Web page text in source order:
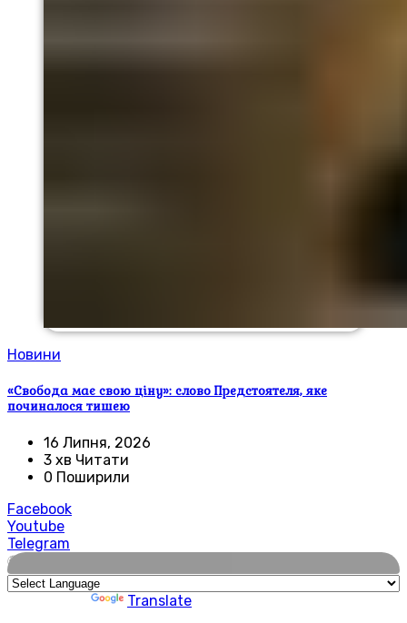
Новини
«Свобода має свою ціну»: слово Предстоятеля, яке
починалося тишею
16 Липня, 2026
3 хв Читати
0 Поширили
Facebook
Youtube
Telegram
🌍
Translate